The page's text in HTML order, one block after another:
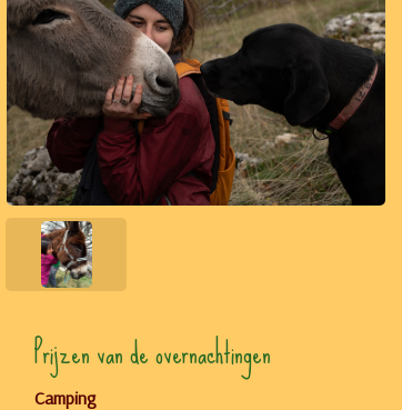
Prijzen van de overnachtingen
Camping